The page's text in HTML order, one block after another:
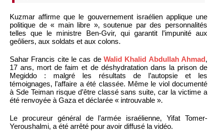
Kuzmar affirme que le gouvernement israélien applique une
politique de « main libre », soutenue par des personnalités
telles que le ministre Ben-Gvir, qui garantit l’impunité aux
geôliers, aux soldats et aux colons.
Sahar Francis cite le cas de Walid Khalid Abdullah Ahmad,
17 ans, mort de faim et de déshydratation dans la prison de
Megiddo : malgré les résultats de l’autopsie et les
témoignages, l’affaire a été classée. Même le viol documenté
à Sde Teiman risque d’être classé sans suite, car la victime a
été renvoyée à Gaza et déclarée « introuvable ».
Le procureur général de l’armée israélienne, Yifat Tomer-
Yeroushalmi, a été arrêté pour avoir diffusé la vidéo.